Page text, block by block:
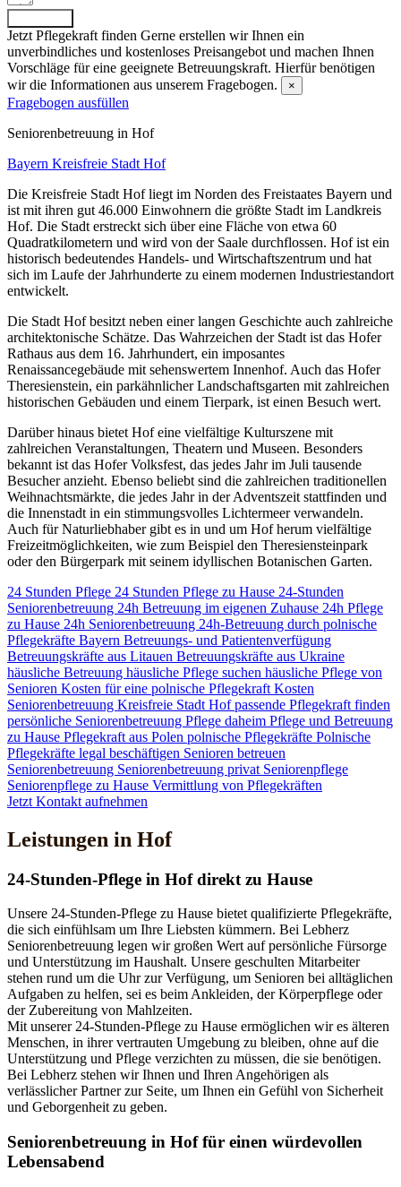
Jetzt Pflegekraft finden Gerne erstellen wir Ihnen ein
unverbindliches und kostenloses Preisangebot und machen Ihnen
Vorschläge für eine geeignete Betreuungskraft. Hierfür benötigen
wir die Informationen aus unserem Fragebogen.
×
Fragebogen ausfüllen
Senioren­betreuung in Hof
Bayern Kreisfreie Stadt Hof
Die Kreisfreie Stadt Hof liegt im Norden des Freistaates Bayern und
ist mit ihren gut 46.000 Einwohnern die größte Stadt im Landkreis
Hof. Die Stadt erstreckt sich über eine Fläche von etwa 60
Quadratkilometern und wird von der Saale durchflossen. Hof ist ein
historisch bedeutendes Handels- und Wirtschaftszentrum und hat
sich im Laufe der Jahrhunderte zu einem modernen Industriestandort
entwickelt.
Die Stadt Hof besitzt neben einer langen Geschichte auch zahlreiche
architektonische Schätze. Das Wahrzeichen der Stadt ist das Hofer
Rathaus aus dem 16. Jahrhundert, ein imposantes
Renaissancegebäude mit sehenswertem Innenhof. Auch das Hofer
Theresienstein, ein parkähnlicher Landschaftsgarten mit zahlreichen
historischen Gebäuden und einem Tierpark, ist einen Besuch wert.
Darüber hinaus bietet Hof eine vielfältige Kulturszene mit
zahlreichen Veranstaltungen, Theatern und Museen. Besonders
bekannt ist das Hofer Volksfest, das jedes Jahr im Juli tausende
Besucher anzieht. Ebenso beliebt sind die zahlreichen traditionellen
Weihnachtsmärkte, die jedes Jahr in der Adventszeit stattfinden und
die Innenstadt in ein stimmungsvolles Lichtermeer verwandeln.
Auch für Naturliebhaber gibt es in und um Hof herum vielfältige
Freizeitmöglichkeiten, wie zum Beispiel den Theresiensteinpark
oder den Bürgerpark mit seinem idyllischen Botanischen Garten.
24 Stunden Pflege 24 Stunden Pflege zu Hause 24-Stunden
Seniorenbetreuung 24h Betreuung im eigenen Zuhause 24h Pflege
zu Hause 24h Seniorenbetreuung 24h-Betreuung durch polnische
Pflegekräfte Bayern Betreuungs- und Patientenverfügung
Betreuungskräfte aus Litauen Betreuungskräfte aus Ukraine
häusliche Betreuung häusliche Pflege suchen häusliche Pflege von
Senioren Kosten für eine polnische Pflegekraft Kosten
Seniorenbetreuung Kreisfreie Stadt Hofpassende Pflegekraft finden
persönliche Seniorenbetreuung Pflege daheim Pflege und Betreuung
zu Hause Pflegekraft aus Polen polnische Pflegekräfte Polnische
Pflegekräfte legal beschäftigen Senioren betreuen
Seniorenbetreuung Seniorenbetreuung privat Seniorenpflege
Seniorenpflege zu Hause Vermittlung von Pflegekräften
Jetzt Kontakt aufnehmen
Leistungen in Hof
24-Stunden-Pflege in Hof direkt zu Hause
Unsere 24-Stunden-Pflege zu Hause bietet qualifizierte Pflegekräfte,
die sich einfühlsam um Ihre Liebsten kümmern. Bei Lebherz
Seniorenbetreuung legen wir großen Wert auf persönliche Fürsorge
und Unterstützung im Haushalt. Unsere geschulten Mitarbeiter
stehen rund um die Uhr zur Verfügung, um Senioren bei alltäglichen
Aufgaben zu helfen, sei es beim Ankleiden, der Körperpflege oder
der Zubereitung von Mahlzeiten.
Mit unserer 24-Stunden-Pflege zu Hause ermöglichen wir es älteren
Menschen, in ihrer vertrauten Umgebung zu bleiben, ohne auf die
Unterstützung und Pflege verzichten zu müssen, die sie benötigen.
Bei Lebherz stehen wir Ihnen und Ihren Angehörigen als
verlässlicher Partner zur Seite, um Ihnen ein Gefühl von Sicherheit
und Geborgenheit zu geben.
Senioren­betreuung in Hof für einen würdevollen
Lebensabend